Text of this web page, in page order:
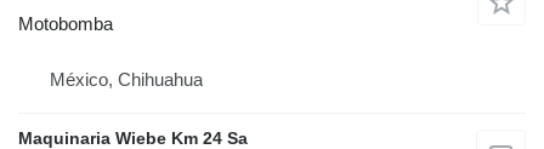
Motobomba
México, Chihuahua
Maquinaria Wiebe Km 24 Sa